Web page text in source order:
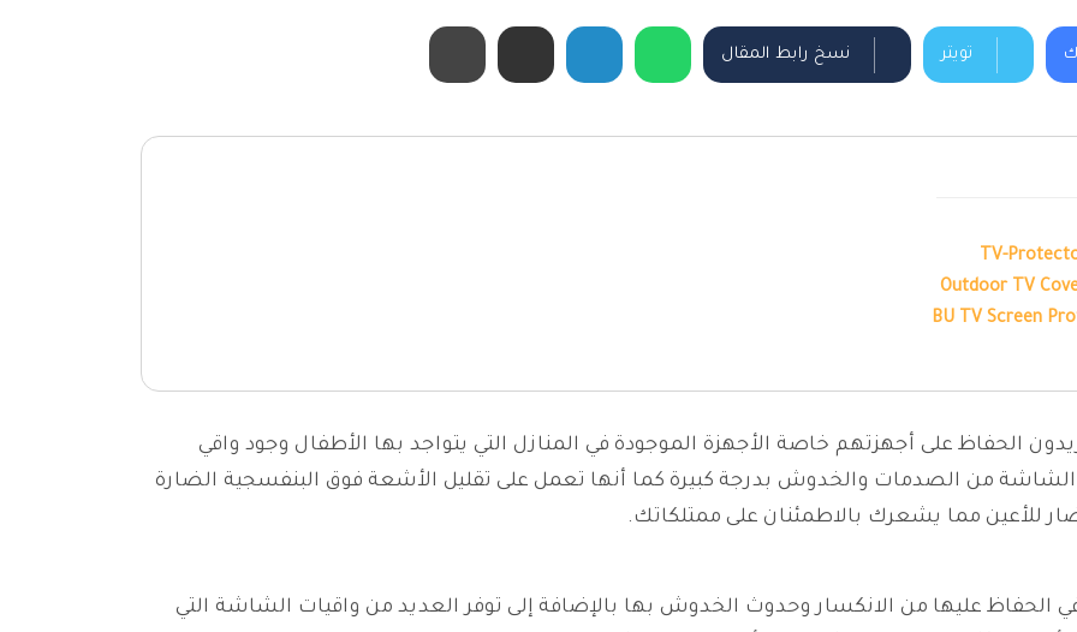
تويتر نسخ رابط المقال
الحفاظ على أجهزتهم خاصة الأجهزة الموجودة في المنازل التي يتواجد بها الأطفال وجود واقي
من الصدمات والخدوش بدرجة كبيرة كما أنها تعمل على تقليل الأشعة فوق البنفسجية الضارة
للأعين مما يشعرك بالاطمئنان على ممتلكاتك.
الحفاظ عليها من الانكسار وحدوث الخدوش بها بالإضافة إلى توفر العديد من واقيات الشاشة التي